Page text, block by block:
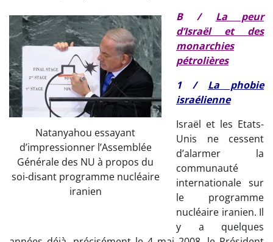
Natanyahou essayant
d’impressionner l’Assemblée
Générale des NU à propos du
soi-disant programme nucléaire
iranien
B / La peur
d’Israël et des
monarchies
pétrolières
1 / La phobie
israélienne
Israël et les Etats-
Unis ne cessent
d’alarmer la
communauté
internationale sur
le programme
nucléaire iranien. Il
y a quelques